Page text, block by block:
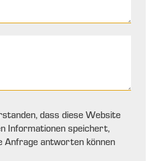
dass diese Website
Informationen speichert,
Anfrage antworten können